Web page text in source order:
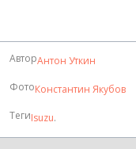
АвторАнтон Уткин
ФотоКонстантин Якубов
ТегиIsuzu.